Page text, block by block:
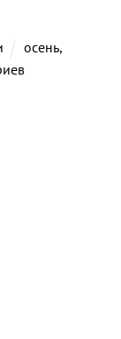
осень,